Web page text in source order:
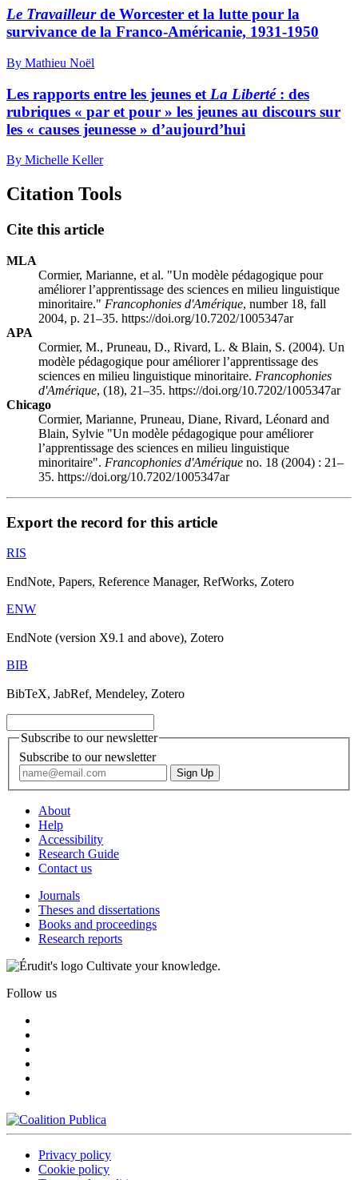
Le Travailleurde Worcester et la lutte pour la
survivance de la Franco-Américanie, 1931-1950
By Mathieu Noël
Les rapports entre les jeunes et La Liberté: des
rubriques « par et pour » les jeunes au discours sur
les « causes jeunesse » d’aujourd’hui
By Michelle Keller
Citation Tools
Cite this article
MLA
Cormier, Marianne, et al. "Un modèle pédagogique pour
améliorer l’apprentissage des sciences en milieu linguistique
minoritaire." Francophonies d'Amérique, number 18, fall
2004, p. 21–35. https://doi.org/10.7202/1005347ar
APA
Cormier, M., Pruneau, D., Rivard, L. & Blain, S. (2004). Un
modèle pédagogique pour améliorer l’apprentissage des
sciences en milieu linguistique minoritaire. Francophonies
d'Amérique, (18), 21–35. https://doi.org/10.7202/1005347ar
Chicago
Cormier, Marianne, Pruneau, Diane, Rivard, Léonard and
Blain, Sylvie "Un modèle pédagogique pour améliorer
l’apprentissage des sciences en milieu linguistique
minoritaire". Francophonies d'Amérique no. 18 (2004) : 21–
35. https://doi.org/10.7202/1005347ar
Export the record for this article
RIS
EndNote, Papers, Reference Manager, RefWorks, Zotero
ENW
EndNote (version X9.1 and above), Zotero
BIB
BibTeX, JabRef, Mendeley, Zotero
Subscribe to our newsletter
Subscribe to our newsletter
About
Help
Accessibility
Research Guide
Contact us
Journals
Theses and dissertations
Books and proceedings
Research reports
Cultivate your knowledge.
Follow us
Privacy policy
Cookie policy